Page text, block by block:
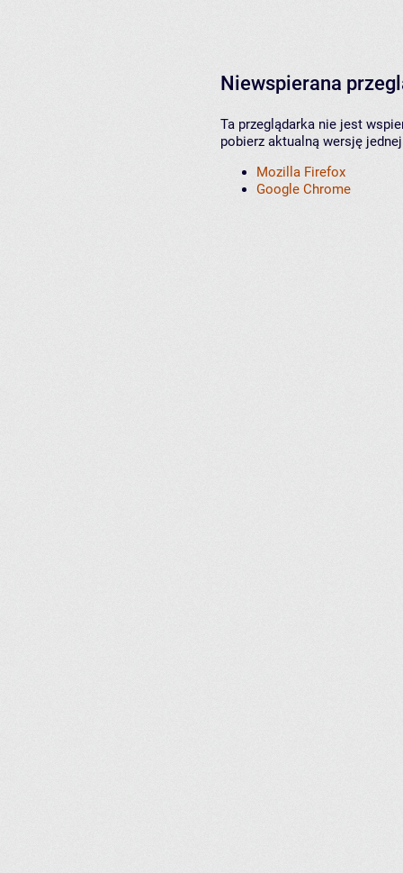
Niewspierana
Ta przeglądarka nie jest
pobierz aktualną wersję
Mozilla Firefox
Google Chrome